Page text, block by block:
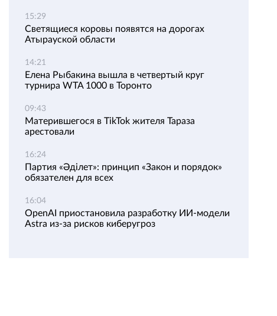
15:29
Светящиеся коровы появятся на дорогах
Атырауской области
14:21
Елена Рыбакина вышла в четвертый круг
турнира WTA 1000 в Торонто
09:43
Матерившегося в TikTok жителя Тараза
арестовали
16:24
Партия «Әділет»: принцип «Закон и порядок»
обязателен для всех
16:04
OpenAI приостановила разработку ИИ-модели
Astra из-за рисков киберугроз